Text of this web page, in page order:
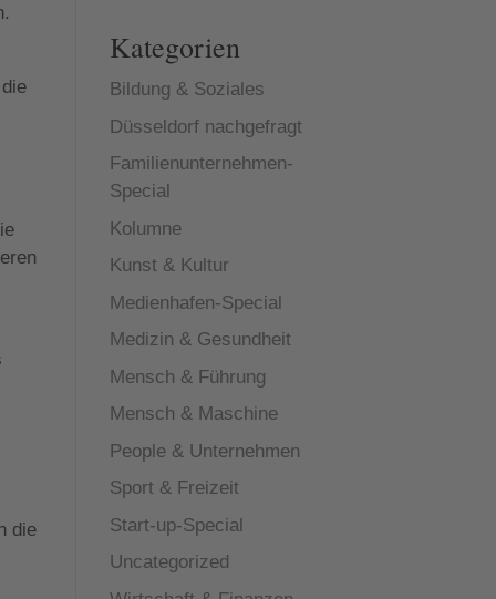
die
Kategorien
Bildung & Soziales
Düsseldorf nachgefragt
Familienunternehmen-
Special
Kolumne
Kunst & Kultur
Medienhafen-Special
Medizin & Gesundheit
Mensch & Führung
Mensch & Maschine
People & Unternehmen
Sport & Freizeit
Start-up-Special
Uncategorized